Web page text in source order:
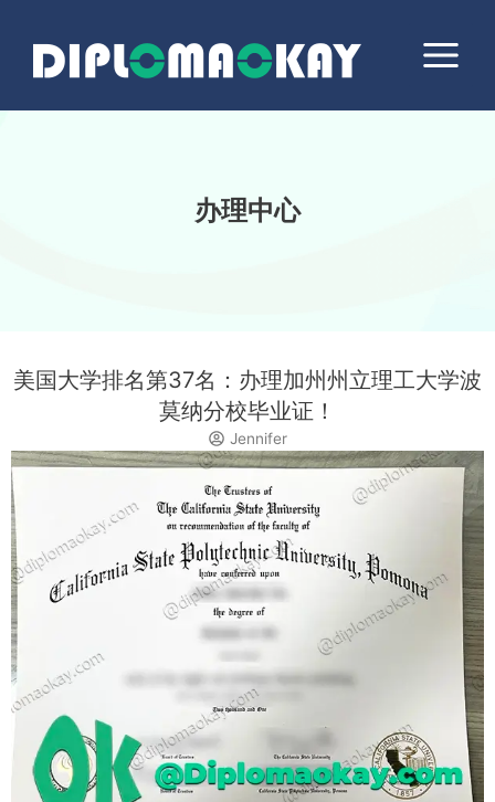
Menu
办理中心
美国大学排名第37名：办理加州州立理工大学波
莫纳分校毕业证！
Jennifer